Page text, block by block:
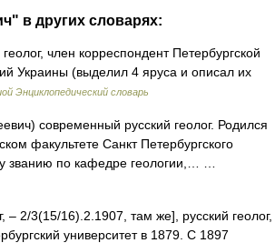
в других словарях:
член корреспондент Петербургской
Украины (выделил 4 яруса и описал их
Энциклопедический словарь
современный русский геолог. Родился
факультете Санкт Петербургского
званию по кафедре геологии,… …
2/3(15/16).2.1907, там же], русский геолог,
университет в 1879. С 1897